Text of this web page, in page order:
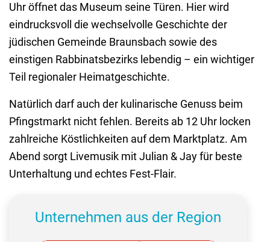
Uhr öffnet das Museum seine Türen. Hier wird
eindrucksvoll die wechselvolle Geschichte der
jüdischen Gemeinde Braunsbach sowie des
einstigen Rabbinatsbezirks lebendig – ein wichtiger
Teil regionaler Heimatgeschichte.
Natürlich darf auch der kulinarische Genuss beim
Pfingstmarkt nicht fehlen. Bereits ab 12 Uhr locken
zahlreiche Köstlichkeiten auf dem Marktplatz. Am
Abend sorgt Livemusik mit Julian & Jay für beste
Unterhaltung und echtes Fest-Flair.
Unternehmen aus der Region